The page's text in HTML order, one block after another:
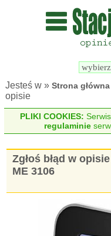
Jesteś w »Strona główna
opisie
PLIKI COOKIES:
regulaminie
Zgłoś błąd w
ME 3106